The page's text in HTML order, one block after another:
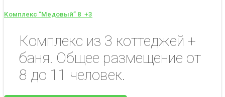
Комплекс “Медовый” 8 +3
Комплекс из 3 коттеджей +
баня. Общее размещение от
8 до 11 человек.